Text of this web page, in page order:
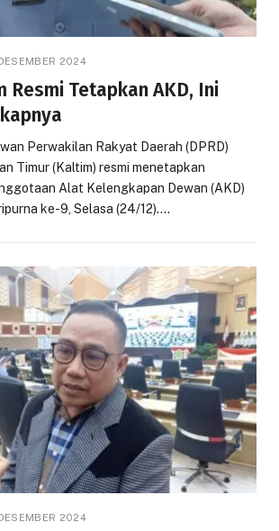
2024
Resmi Tetapkan AKD, Ini
Perwakilan Rakyat Daerah (DPRD)
Timur (Kaltim) resmi menetapkan
Alat Kelengkapan Dewan (AKD)
ke-9, Selasa (24/12).…
2024